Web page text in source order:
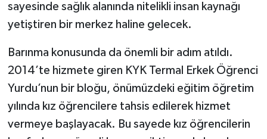
sayesinde sağlık alanında nitelikli insan kaynağı
yetiştiren bir merkez haline gelecek.
Barınma konusunda da önemli bir adım atıldı.
2014’te hizmete giren KYK Termal Erkek Öğrenci
Yurdu’nun bir bloğu, önümüzdeki eğitim öğretim
yılında kız öğrencilere tahsis edilerek hizmet
vermeye başlayacak. Bu sayede kız öğrencilerin